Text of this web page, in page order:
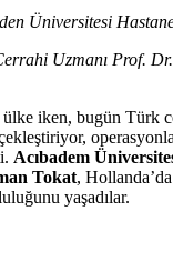
Üniversitesi
Uzmanı Prof.
iken, bugün
Acıbadem
Tokat,
yaşadılar.